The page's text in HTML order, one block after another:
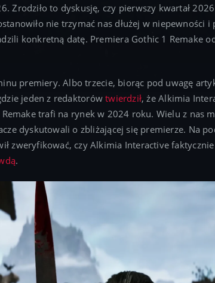
Zrodziło to dyskusję, czy pierwszy kwartał
nie trzymać nas dłużej w niepewności
konkretną datę. Premiera Gothic 1 Remake
premiery. Albo trzecie, biorąc pod uwagę
jeden z redaktorówtwierdził, że Alkimia
trafi na rynek w 2024 roku. Wielu z nas
dyskutowali o zbliżającej się premierze. Na
zweryfikować, czy Alkimia Interactive
.